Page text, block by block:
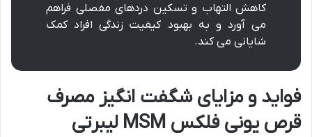
کاهش التهاب و تسکین دردهای مفصلی فراهم
می آورد و به بهبود کیفیت زندگی افراد کمک
شایانی می کند.
فواید و مزایای شگفت انگیز مصرف
قرص یونی فلکس MSM لیبرتی